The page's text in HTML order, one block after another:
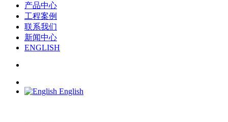
产品中心
工程案例
联系我们
新闻中心
ENGLISH
English